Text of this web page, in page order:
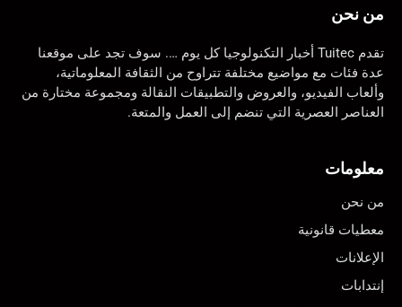
من نحن
تقدم Tuitec أخبار التكنولوجيا كل يوم …. سوف تجد على موقعنا
عدة فئات مع مواضيع مختلفة تتراوح من الثقافة المعلوماتية،
وألعاب الفيديو، والعروض والتطبيقات النقالة ومجموعة مختارة من
العناصر العصرية التي تنضم إلى العمل والمتعة.
معلومات
من نحن
معطيات قانونية
الإعلانات
إنتدابات